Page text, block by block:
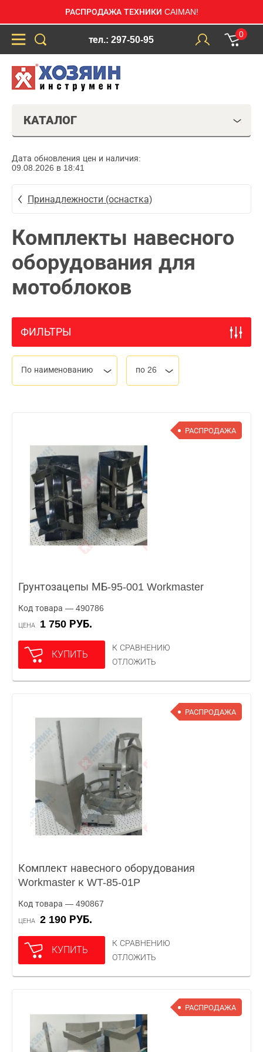
РАСПРОДАЖА ТЕХНИКИ CAIMAN!
тел.: 297-50-95
0
КАТАЛОГ
Дата обновления цен и наличия:
09.08.2026 в 18:41
Принадлежности (оснастка)
Комплекты навесного
оборудования для
мотоблоков
ФИЛЬТРЫ
По наименованию по 26
РАСПРОДАЖА
Грунтозацепы МБ-95-001 Workmaster
Код товара — 490786
ЦЕНА 1 750 РУБ.
КУПИТЬ
К СРАВНЕНИЮ
ОТЛОЖИТЬ
РАСПРОДАЖА
Комплект навесного оборудования
Workmaster к WT-85-01P
Код товара — 490867
ЦЕНА 2 190 РУБ.
КУПИТЬ
К СРАВНЕНИЮ
ОТЛОЖИТЬ
РАСПРОДАЖА